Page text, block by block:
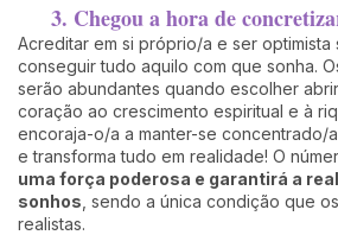
3. Chegou a hora de
Acreditar em si próprio/a e ser optimista
conseguir tudo aquilo com que sonha.
serão abundantes quando escolher
coração ao crescimento espiritual e à
encoraja-o/a a manter-se concentrado/
e transforma tudo em realidade! O
uma força poderosa e garantirá a
sonhos , sendo a única condição que
realistas.